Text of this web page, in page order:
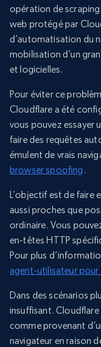
opération de scraping
web protégé par
d’automatisation du
mobilisation d’un
et logicielles.
Pour éviter ce
Cloudflare a été
vous pouvez essayer
faire des requêtes
émulent de vrais
browser spoofing .
L’objectif est de faire
aussi proches que
ordinaire. Vous
en-têtes HTTP
Pour plus
agent-utilisateur pour
Dans des scénarios
insuffisant.
comme provenant
navigateur en raison